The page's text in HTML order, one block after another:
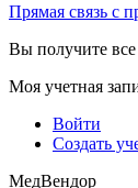
Прямая связь с
Вы получите
Моя учетная
Войти
Создать
МедВендор